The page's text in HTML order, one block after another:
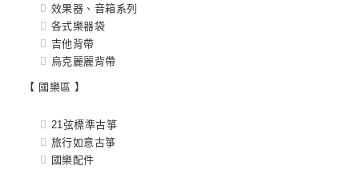
效果器、音箱系列
各式樂器袋
吉他背帶
烏克麗麗背帶
【 國樂區 】
21弦標準古箏
旅行如意古箏
國樂配件